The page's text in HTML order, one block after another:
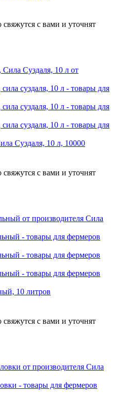
с вами и уточнят
Суздаля, 10 л, 10000
с вами и уточнят
10 литров
с вами и уточнят